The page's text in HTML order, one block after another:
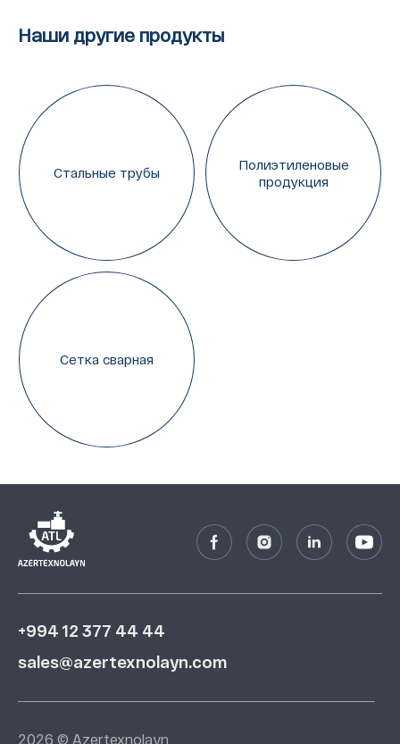
Наши другие продукты
Стальные трубы
Полиэтиленовые
продукция
Сетка сварная
+994 12 377 44 44
sales@azertexnolayn.com
2026 © Azertexnolayn